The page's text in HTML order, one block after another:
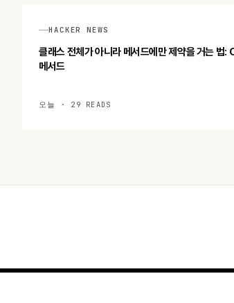
HACKER NEWS
클래스 전체가 아니라 메서드에만 제약을 거는 법
메서드
오늘 · 29 READS